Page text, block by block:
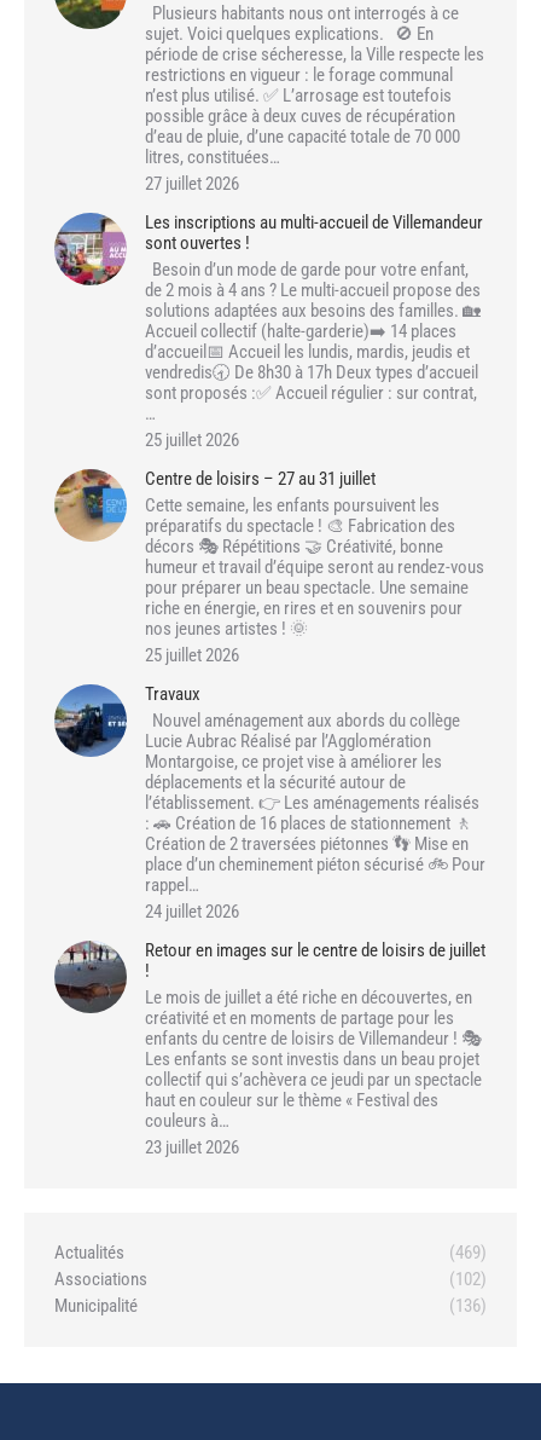
Plusieurs habitants nous ont interrogés à ce
sujet. Voici quelques explications. 🚫 En
période de crise sécheresse, la Ville respecte les
restrictions en vigueur : le forage communal
n’est plus utilisé. ✅ L’arrosage est toutefois
possible grâce à deux cuves de récupération
d’eau de pluie, d’une capacité totale de 70 000
litres, constituées…
27 juillet 2026
Les inscriptions au multi-accueil de Villemandeur
sont ouvertes !
Besoin d’un mode de garde pour votre enfant,
de 2 mois à 4 ans ? Le multi-accueil propose des
solutions adaptées aux besoins des familles. 🏡
Accueil collectif (halte-garderie)➡️ 14 places
d’accueil📅 Accueil les lundis, mardis, jeudis et
vendredis🕣 De 8h30 à 17h Deux types d’accueil
sont proposés :✅ Accueil régulier : sur contrat,
…
25 juillet 2026
Centre de loisirs – 27 au 31 juillet
Cette semaine, les enfants poursuivent les
préparatifs du spectacle ! 🎨 Fabrication des
décors 🎭 Répétitions 🤝 Créativité, bonne
humeur et travail d’équipe seront au rendez-vous
pour préparer un beau spectacle. Une semaine
riche en énergie, en rires et en souvenirs pour
nos jeunes artistes ! 🌞
25 juillet 2026
Travaux
Nouvel aménagement aux abords du collège
Lucie Aubrac Réalisé par l’Agglomération
Montargoise, ce projet vise à améliorer les
déplacements et la sécurité autour de
l’établissement. 👉 Les aménagements réalisés
: 🚗 Création de 16 places de stationnement 🚶
Création de 2 traversées piétonnes 👣 Mise en
place d’un cheminement piéton sécurisé 🚲 Pour
rappel…
24 juillet 2026
Retour en images sur le centre de loisirs de juillet
!
Le mois de juillet a été riche en découvertes, en
créativité et en moments de partage pour les
enfants du centre de loisirs de Villemandeur ! 🎭
Les enfants se sont investis dans un beau projet
collectif qui s’achèvera ce jeudi par un spectacle
haut en couleur sur le thème « Festival des
couleurs à…
23 juillet 2026
Actualités
(469)
Associations
(102)
Municipalité
(136)